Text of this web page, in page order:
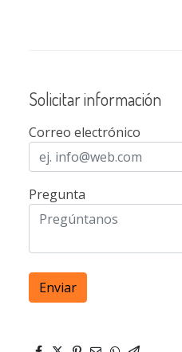
Solicitar información
Correo electrónico
Pregunta
Enviar